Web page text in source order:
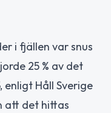
i fjällen var snus
25 % av det
enligt Håll Sverige
att det hittas